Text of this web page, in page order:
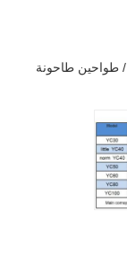
/ طواحين طاحونة